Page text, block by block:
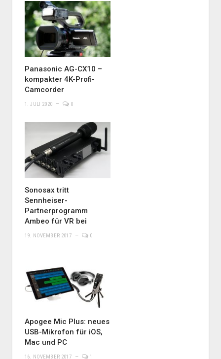
Panasonic AG-CX10 –
kompakter 4K-Profi-
Camcorder
1. JULI 2020 0
Sonosax tritt
Sennheiser-
Partnerprogramm
Ambeo für VR bei
19. NOVEMBER 2017 0
Apogee Mic Plus: neues
USB-Mikrofon für iOS,
Mac und PC
16. NOVEMBER 2017 1